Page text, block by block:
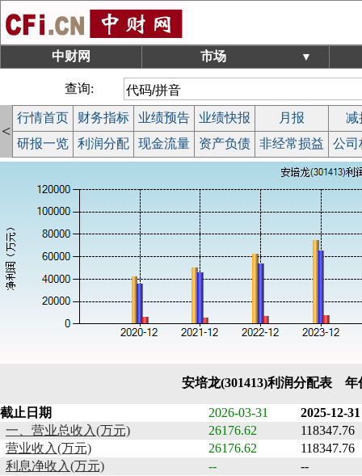
中财网 市场 ▼
查询:
<
行情首页 财务指标 业绩预告 业绩快报 月报
减
研报一览
利润分配 现金流量 资产负债 非经常损益 公司
安培龙(301413)利润分配表 年
截止日期 2026-03-31
2025-12-31
一、营业总收入(万元)
26176.62
118347.76
营业收入(万元)
26176.62
118347.76
利息净收入(万元)
--
--